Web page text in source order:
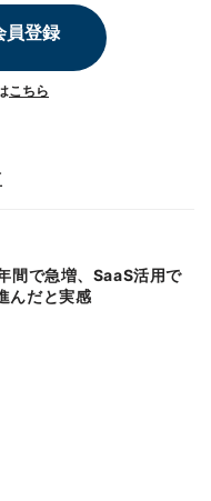
員登録
こちら
間で急増、SaaS活用で
んだと実感